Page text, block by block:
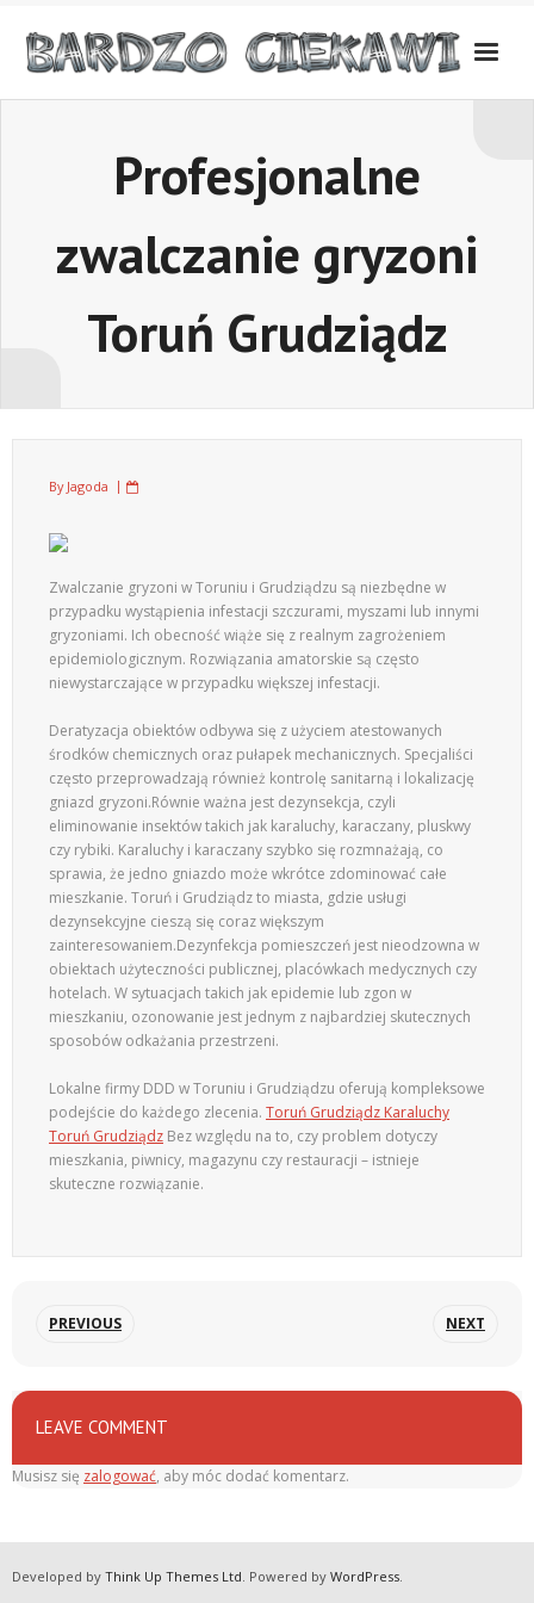
content
Profesjonalne
zwalczanie gryzoni
Toruń Grudziądz
By Jagoda
Zwalczanie gryzoni w Toruniu i Grudziądzu są niezbędne w
przypadku wystąpienia infestacji szczurami, myszami lub innymi
gryzoniami. Ich obecność wiąże się z realnym zagrożeniem
epidemiologicznym. Rozwiązania amatorskie są często
niewystarczające w przypadku większej infestacji.
Deratyzacja obiektów odbywa się z użyciem atestowanych
środków chemicznych oraz pułapek mechanicznych. Specjaliści
często przeprowadzają również kontrolę sanitarną i lokalizację
gniazd gryzoni.Równie ważna jest dezynsekcja, czyli
eliminowanie insektów takich jak karaluchy, karaczany, pluskwy
czy rybiki. Karaluchy i karaczany szybko się rozmnażają, co
sprawia, że jedno gniazdo może wkrótce zdominować całe
mieszkanie. Toruń i Grudziądz to miasta, gdzie usługi
dezynsekcyjne cieszą się coraz większym
zainteresowaniem.Dezynfekcja pomieszczeń jest nieodzowna w
obiektach użyteczności publicznej, placówkach medycznych czy
hotelach. W sytuacjach takich jak epidemie lub zgon w
mieszkaniu, ozonowanie jest jednym z najbardziej skutecznych
sposobów odkażania przestrzeni.
Lokalne firmy DDD w Toruniu i Grudziądzu oferują kompleksowe
podejście do każdego zlecenia. Toruń Grudziądz Karaluchy
Toruń Grudziądz Bez względu na to, czy problem dotyczy
mieszkania, piwnicy, magazynu czy restauracji – istnieje
skuteczne rozwiązanie.
PREVIOUS NEXT
LEAVE COMMENT
Musisz się zalogować, aby móc dodać komentarz.
Developed by Think Up Themes Ltd. Powered by WordPress.